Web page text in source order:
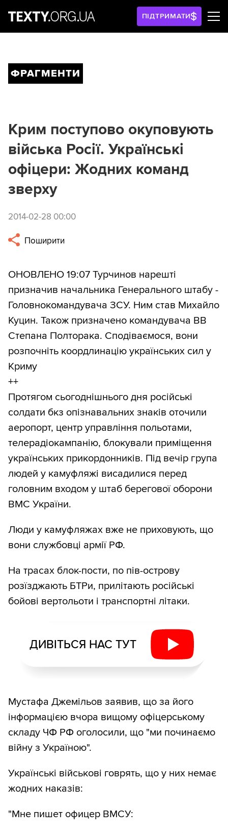
ПІДТРИМАТИ
ФРАГМЕНТИ
Крим поступово окуповують
війська Росії. Українські
офіцери: Жодних команд
зверху
2014-02-28 00:00
Поширити
ОНОВЛЕНО 19:07 Турчинов нарешті
призначив начальника Генерального штабу -
Головнокомандувача ЗСУ. Ним став Михайло
Куцин. Також призначено командувача ВВ
Степана Полторака. Сподіваємося, вони
розпочніть коордлинацію українських сил у
Криму
++
Протягом сьогоднішнього дня російські
солдати бкз опізнавальних знаків оточили
аеропорт, центр управління польотами,
телерадіокампанію, блокували приміщення
українських прикордонників. Під вечір група
людей у камуфляжі висадилися перед
головним входом у штаб берегової оборони
ВМС України.
Люди у камуфляжах вже не приховують, що
вони службовці армії РФ.
На трасах блок-пости, по пів-острову
розїзджають БТРи, прилітають російські
бойові вертольоти і транспортні літаки.
ДИВІТЬСЯ НАС ТУТ
Мустафа Джемільов заявив, що за його
інформацією вчора вищому офіцерському
складу ЧФ РФ оголосили, що "ми починаємо
війну з Україною".
Українські військові говрять, що у них немає
жодних наказів:
"Мне пишет офицер ВМСУ: